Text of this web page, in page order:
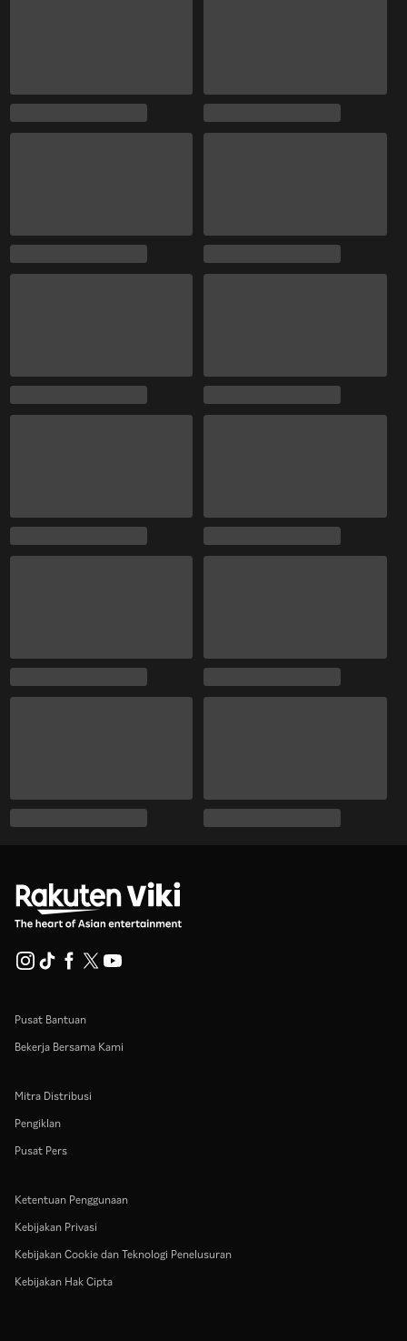
Pusat Bantuan
Bekerja Bersama Kami
Mitra Distribusi
Pengiklan
Pusat Pers
Ketentuan Penggunaan
Kebijakan Privasi
Kebijakan Cookie dan Teknologi Penelusuran
Kebijakan Hak Cipta